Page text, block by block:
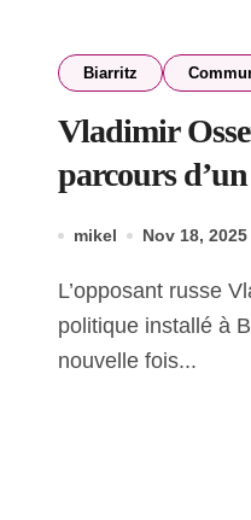
Biarritz
Vladimir
parcours
mikel Nov 18, 2025
L’opposant russe Vladimir Ossetchkine, réfugié
politique installé à
nouvelle fois...